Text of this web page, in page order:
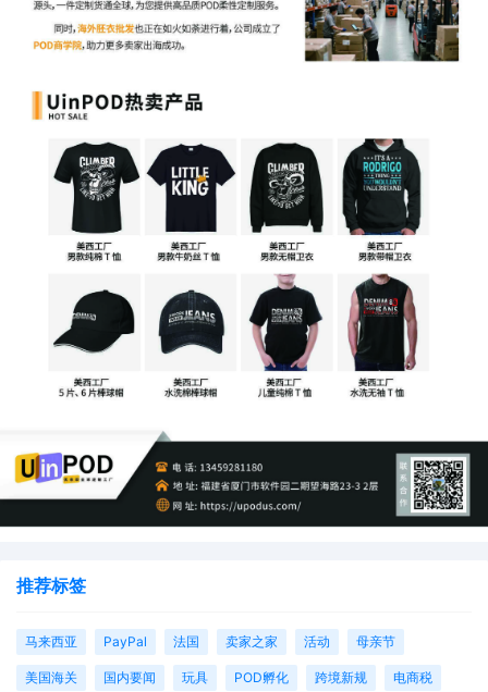
推荐标签
马来西亚 PayPal 法国 卖家之家 活动 母亲节
美国海关 国内要闻 玩具 POD孵化 跨境新规 电商税